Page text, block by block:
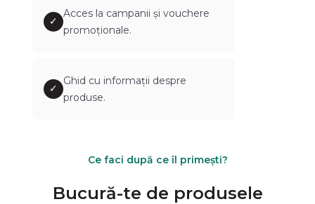
✓
Acces la campanii și vouchere
promoționale.
✓
Ghid cu informații despre
produse.
Ce faci după ce îl primești?
Bucură-te de produsele